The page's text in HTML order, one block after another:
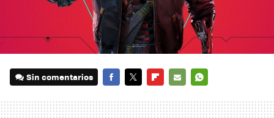
Sin comentarios
MAIL